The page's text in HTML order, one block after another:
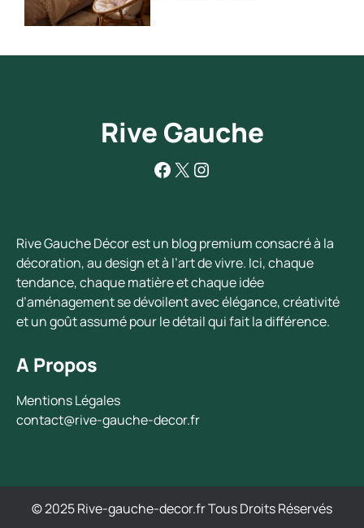
Rive Gauche
Facebook
X Instagram
Rive Gauche Décor est un blog premium consacré à la
décoration, au design et à l’art de vivre. Ici, chaque
tendance, chaque matière et chaque idée
d’aménagement se dévoilent avec élégance, créativité
et un goût assumé pour le détail qui fait la différence.
A Propos
Mentions Légales
contact@rive-gauche-decor.fr
© 2025 Rive-gauche-decor.fr Tous Droits Réservés